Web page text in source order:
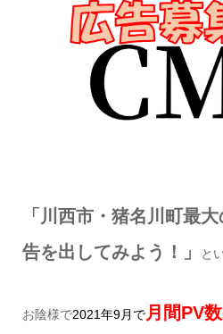
「川西市・猪名川町最
告を出してみよう！」
と
お陰様で2021年9月で月間PV数